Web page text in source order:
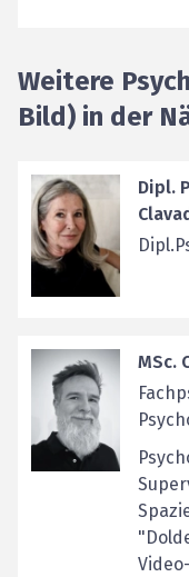
Weitere
Bild) in der
Dipl.
MSc.